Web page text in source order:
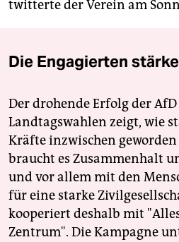
twitterte der Verein am
Die Engagierten
Der drohende Erfolg der
Landtagswahlen zeigt, wie
Kräfte inzwischen
braucht es Zusammenhalt
und vor allem mit den
für eine starke
kooperiert deshalb mit
Zentrum". Die Kampagne